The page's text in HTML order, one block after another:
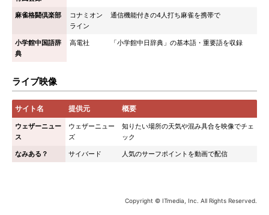
麻雀格闘倶楽部
コナミオン
ライン
通信機能付きの4人打ち麻雀を携帯で
小学館中国語辞
典
高電社 「小学館中日辞典」の基本語・重要語を収録
ライブ映像
サイト名 提供元 概要
ウェザーニュー
ス
ウェザーニュー
ズ
知りたい場所の天気や混み具合を映像でチェ
ック
なみある？
サイバード 人気のサーフポイントを動画で配信
Copyright © ITmedia, Inc. All Rights Reserved.